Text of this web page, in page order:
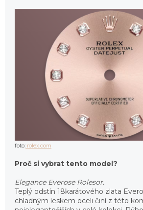
foto: rolex.com
Proč si vybrat tento model?
Elegance Everose Rolesor.
Teplý odstín 18karátového zlata
chladným leskem oceli činí z této